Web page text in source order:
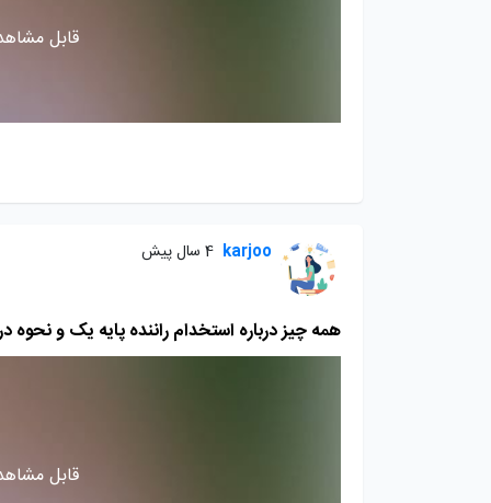
قابل
karjoo 4 سال پیش
همه چیز درباره استخدام راننده پایه یک و نحوه
قابل